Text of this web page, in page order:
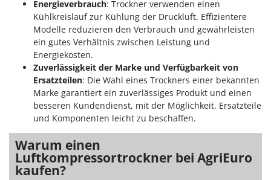
Energieverbrauch: Trockner verwenden einen
Kühlkreislauf zur Kühlung der Druckluft. Effizientere
Modelle reduzieren den Verbrauch und gewährleisten
ein gutes Verhältnis zwischen Leistung und
Energiekosten.
Zuverlässigkeit der Marke und Verfügbarkeit von
Ersatzteilen: Die Wahl eines Trockners einer bekannten
Marke garantiert ein zuverlässiges Produkt und einen
besseren Kundendienst, mit der Möglichkeit, Ersatzteile
und Komponenten leicht zu beschaffen.
Warum einen
Luftkompressortrockner bei AgriEuro
kaufen?